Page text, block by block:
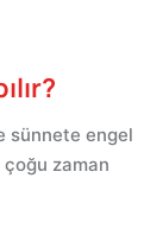
sünnete engel
zaman